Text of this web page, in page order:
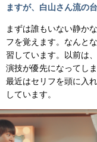
ますが、白山さん流の
まずは誰もいない静か
フを覚えます。なんと
習しています。以前は
演技が優先になってし
最近はセリフを頭に入
しています。